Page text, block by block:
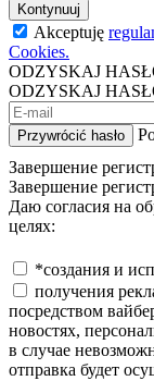
Kontynuuj
Akceptuję
Cookies.
ODZYSKAJ
ODZYSKAJ
Przywrócić hasło
Завершение
Завершение
Даю согласия на
целях:
*создания и
получения
посредством
новостях,
в случае
отправка будет